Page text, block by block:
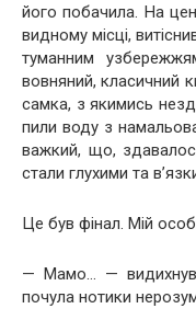
його побачила. На
видному місці,
туманним
вовняний, класичний
самка, з якимись
пили воду з
важкий, що,
стали глухими та
Це був фінал. Мій
— Мамо… — видихнув
почула нотики